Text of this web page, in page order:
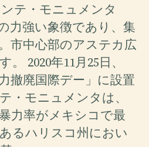
テ・モニュメンタ
力強い象徴であり、集
市中心部のアステカ広
2020年11月25日、
撤廃国際デー」に設置
・モニュメンタは、
力率がメキシコで最
るハリスコ州におい